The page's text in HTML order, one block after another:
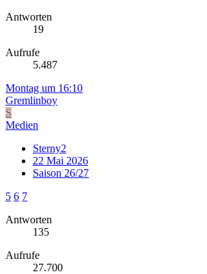
Antworten
19
Aufrufe
5.487
Montag um 16:10
Gremlinboy
S
Medien
Sterny2
22 Mai 2026
Saison 26/27
5 6 7
Antworten
135
Aufrufe
27.700